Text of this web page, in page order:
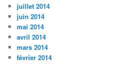
juillet 2014
juin 2014
mai 2014
avril 2014
mars 2014
février 2014